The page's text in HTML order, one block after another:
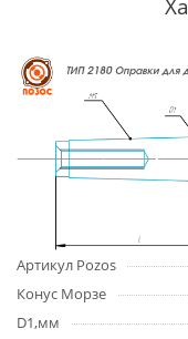
Артикул Pozos
Конус Морзе
D1,мм